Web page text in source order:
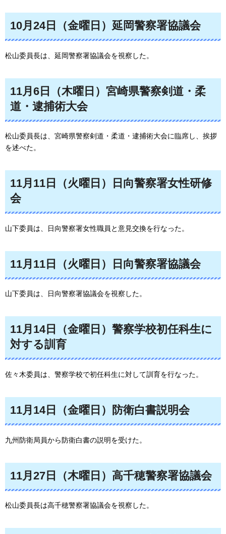
10月24日（金曜日）延岡警察署協議会
松山委員長は、延岡警察署協議会を視察した。
11月6日（木曜日）宮崎県警察剣道・柔
道・逮捕術大会
松山委員長は、宮崎県警察剣道・柔道・逮捕術大会に臨席し、挨拶
を述べた。
11月11日（火曜日）日向警察署女性研修
会
山下委員は、日向警察署女性職員と意見交換を行なった。
11月11日（火曜日）日向警察署協議会
山下委員は、日向警察署協議会を視察した。
11月14日（金曜日）警察学校初任科生に
対する訓育
佐々木委員は、警察学校で初任科生に対して訓育を行なった。
11月14日（金曜日）防衛白書説明会
九州防衛局員から防衛白書の説明を受けた。
11月27日（木曜日）高千穂警察署協議会
松山委員長は高千穂警察署協議会を視察した。